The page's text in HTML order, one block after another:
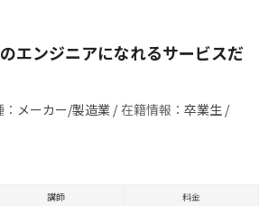
エンジニアになれるサービスだ
メーカー/製造業 / 在籍情報： 卒業生 /
講師 料金